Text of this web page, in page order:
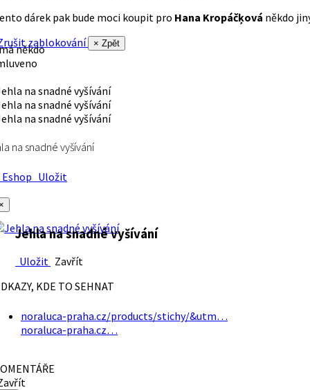
dárek pak bude moci koupit pro Hana Kropáčķová někdo
zablokování
× Zpět
někdo
na snadné vyšívání
Uložit
Jehla na snadné vyšívání
Uložit Zavřít
KDE TO SEHNAT
noraluca-praha.cz/products/stichy/&utm…
noraluca-praha.cz…